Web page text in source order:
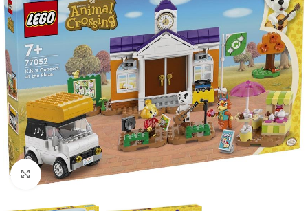
Click to enlarge